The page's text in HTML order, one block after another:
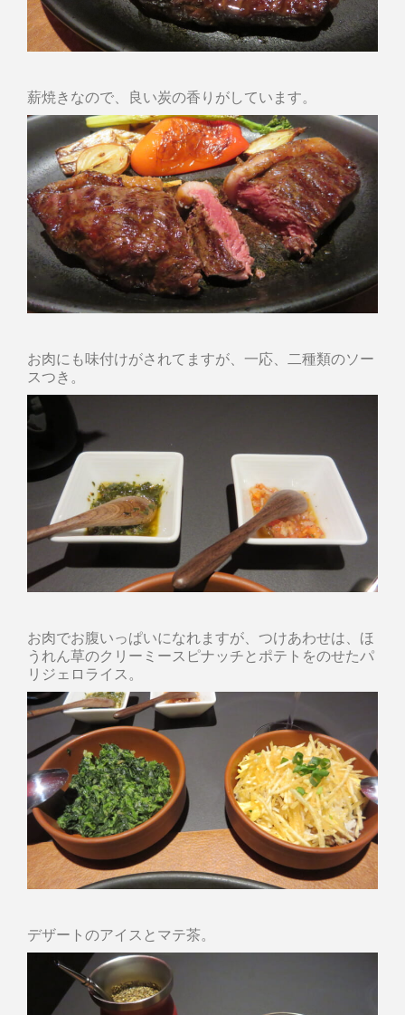
薪焼きなので、良い炭の香りがしています。
お肉にも味付けがされてますが、一応、二種類のソー
スつき。
お肉でお腹いっぱいになれますが、つけあわせは、ほ
うれん草のクリーミースピナッチとポテトをのせたパ
リジェロライス。
デザートのアイスとマテ茶。